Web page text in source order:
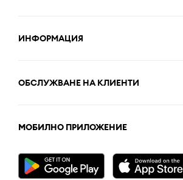
ИНФОРМАЦИЯ
ОБСЛУЖВАНЕ НА КЛИЕНТИ
МОБИЛНО ПРИЛОЖЕНИЕ